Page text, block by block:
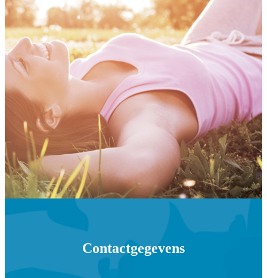
Contactgegevens